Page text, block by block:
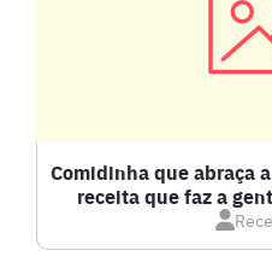
COMPOTAS E
DOCES E
Comidinha que abraça
receita que faz a